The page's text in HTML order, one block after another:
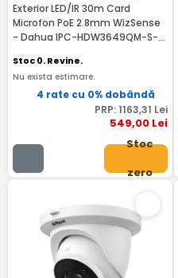
Exterior LED/IR 30m Card
Microfon PoE 2.8mm WizSense
- Dahua IPC-HDW3649QM-S-
Stoc 0. Revine.
Nu exista estimare.
4 rate cu 0% dobândă
PRP: 1163,31 Lei
549,00Lei
Stoc
zero